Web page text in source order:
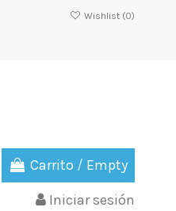
Wishlist (0)
Carrito / Empty
Iniciar sesión